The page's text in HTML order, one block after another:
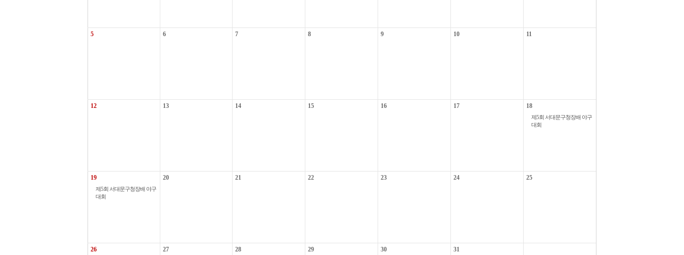
5 6 7 8 9 10 11
12 13 14 15 16 17 18
제5회 서대문구청장배 야구
대회
19
제5회 서대문구청장배 야구
대회
20 21 22 23 24 25
26 27 28 29 30 31